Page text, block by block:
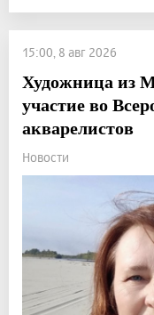
15:00, 8 авг 2026
Художница из
участие во
акварелистов
Новости